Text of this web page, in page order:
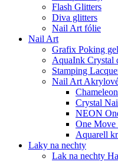
Flash Glitters
Diva glitters
Nail Art fólie
Nail Art
Grafix Poking
AquaInk Crystal
Stamping
Nail Art
Crystal
NEON
One Move
Aquarell
Laky na nechty
Lak na nechty